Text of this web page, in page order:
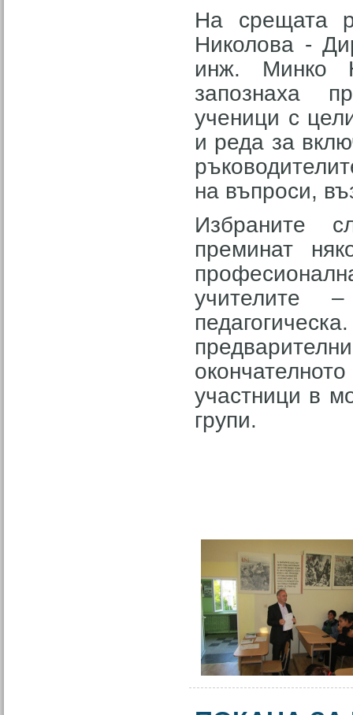
На срещата
Николова -
инж. Минко
запознаха
ученици с
и реда за
на въпроси,
Избраните
преминат
учителите
участници в
групи.